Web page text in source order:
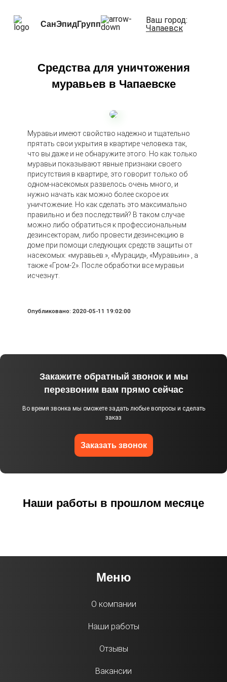
Ваш город:
Чапаевск
СанЭпидГрупп
Средства для уничтожения
муравьев в Чапаевске
Муравьи имеют свойство надежно и тщательно
прятать свои укрытия в квартире человека так,
что вы даже и не обнаружите этого. Но как только
муравьи показывают явные признаки своего
присутствия в квартире, это говорит только об
одном-насекомых развелось очень много, и
нужно начать как можно более скорое их
уничтожение. Но как сделать это максимально
правильно и без последствий? В таком случае
можно либо обратиться к профессиональным
дезинсекторам, либо провести дезинсекцию в
доме при помощи следующих средств защиты от
насекомых: «муравьев.», «Мурацид», «Муравьин» , а
также «Гром-2». После обработки все муравьи
исчезнут.
Опубликовано: 2020-05-11 19:02:00
Закажите обратный звонок и мы
перезвоним вам прямо сейчас
Во время звонка мы сможете задать любые вопросы и сделать
заказ
Заказать звонок
Наши работы в прошлом месяце
Меню
О компании
Наши работы
Отзывы
Вакансии